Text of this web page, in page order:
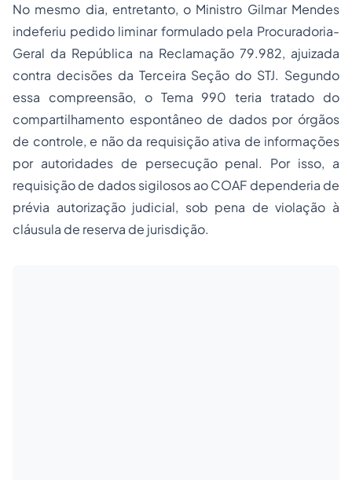
No mesmo dia, entretanto, o Ministro Gilmar Mendes
indeferiu pedido liminar formulado pela Procuradoria-
Geral da República na Reclamação 79.982, ajuizada
contra decisões da Terceira Seção do STJ. Segundo
essa compreensão, o Tema 990 teria tratado do
compartilhamento espontâneo de dados por órgãos
de controle, e não da requisição ativa de informações
por autoridades de persecução penal. Por isso, a
requisição de dados sigilosos ao COAF dependeria de
prévia autorização judicial, sob pena de violação à
cláusula de reserva de jurisdição.